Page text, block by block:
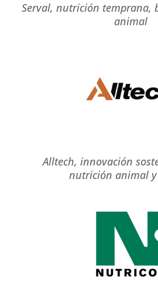
Serval, nutrición temprana,
animal
Alltech, innovación
nutrición animal y